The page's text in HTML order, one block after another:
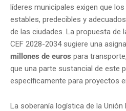
líderes municipales exigen que
estables, predecibles y
de las ciudades. La propuesta de
CEF 2028-2034 sugiere una
millones de euros para
que una parte sustancial de este
específicamente para proyectos
La soberanía logística de la Unión